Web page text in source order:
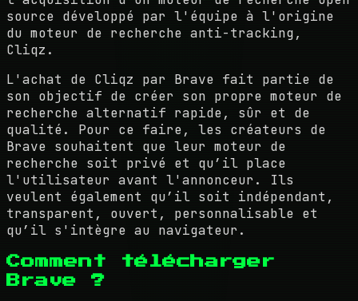
source développé par l'équipe à l'origine
du moteur de recherche anti-tracking,
Cliqz.
L'achat de Cliqz par Brave fait partie de
son objectif de créer son propre moteur de
recherche alternatif rapide, sûr et de
qualité. Pour ce faire, les créateurs de
Brave souhaitent que leur moteur de
recherche soit privé et qu’il place
l'utilisateur avant l'annonceur. Ils
veulent également qu’il soit indépendant,
transparent, ouvert, personnalisable et
qu’il s'intègre au navigateur.
Comment télécharger
Brave ?